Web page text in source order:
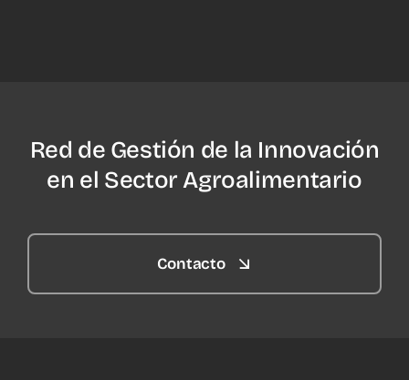
Red de Gestión de la Innovación
en el Sector Agroalimentario
Contacto